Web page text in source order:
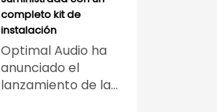
completo kit de
instalación
Optimal Audio ha
anunciado el
lanzamiento de la...